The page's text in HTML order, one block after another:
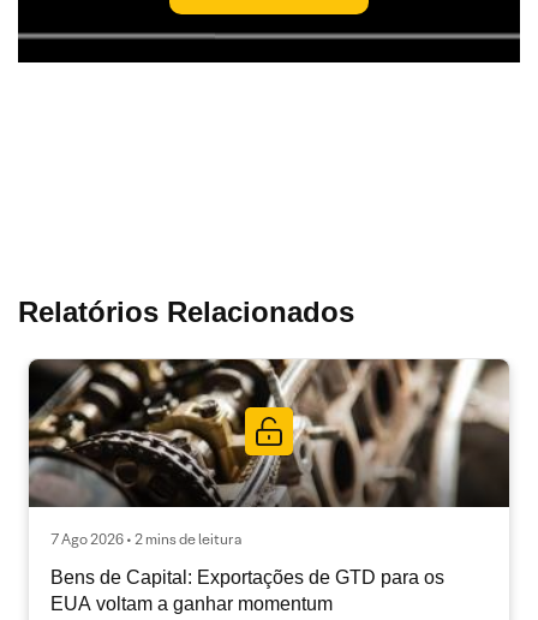
Relatórios Relacionados
7 Ago 2026 • 2 mins de leitura
Bens de Capital: Exportações de GTD para os
EUA voltam a ganhar momentum